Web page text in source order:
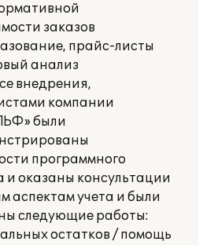
заказов
прайс-листы
анализ
внедрения,
компании
были
программного
и оказаны консультации
аспектам учета и были
следующие работы:
остатков / помощь